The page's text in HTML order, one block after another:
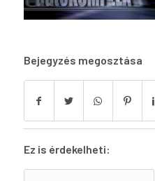
Bejegyzés megosztása
Ez is érdekelheti: